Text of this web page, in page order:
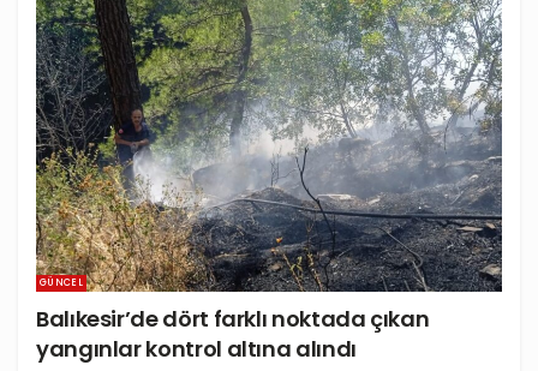
GÜNCEL
Balıkesir’de dört farklı noktada çıkan
yangınlar kontrol altına alındı